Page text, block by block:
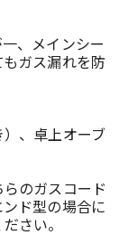
、メインシー
ガス漏れを防
、卓上オーブ
のガスコード
ド型の場合に
さい。